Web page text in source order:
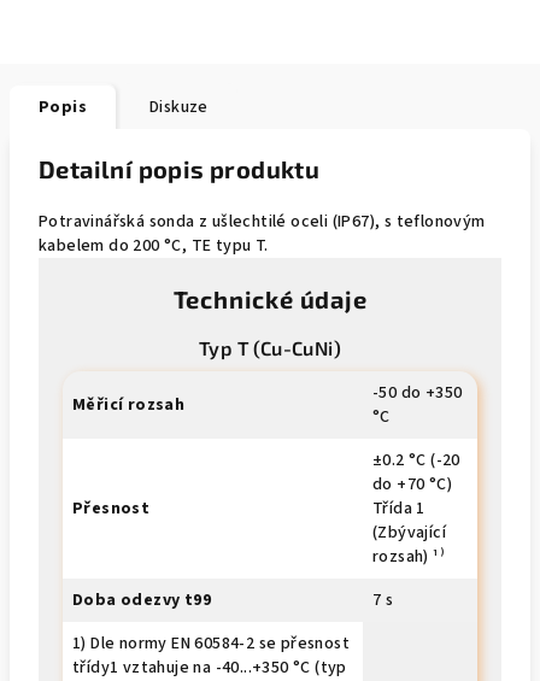
Popis Diskuze
Detailní popis produktu
Potravinářská sonda z ušlechtilé oceli (IP67), s teflonovým
kabelem do 200 °C, TE typu T.
Technické údaje
Typ T (Cu-CuNi)
Měřicí rozsah
-50 do +350
°C
Přesnost
±0.2 °C (-20
do +70 °C)
Třída 1
(Zbývající
rozsah) ¹⁾
Doba odezvy t99
7 s
1) Dle normy EN 60584-2 se přesnost
třídy1 vztahuje na -40...+350 °C (typ